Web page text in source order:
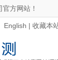
方网站！
English | 收藏本